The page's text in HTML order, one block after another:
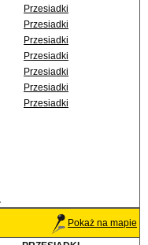
Przesiadki
Przesiadki
Przesiadki
Przesiadki
Przesiadki
Przesiadki
Przesiadki
Pokaż na mapie